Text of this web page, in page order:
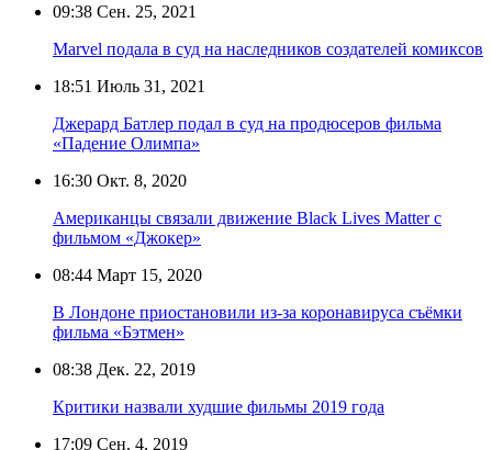
09:38 Сен. 25, 2021
Marvel подала в суд на наследников создателей комиксов
18:51 Июль 31, 2021
Джерард Батлер подал в суд на продюсеров фильма
«Падение Олимпа»
16:30 Окт. 8, 2020
Американцы связали движение Black Lives Matter с
фильмом «Джокер»
08:44 Март 15, 2020
В Лондоне приостановили из-за коронавируса съёмки
фильма «Бэтмен»
08:38 Дек. 22, 2019
Критики назвали худшие фильмы 2019 года
17:09 Сен. 4, 2019